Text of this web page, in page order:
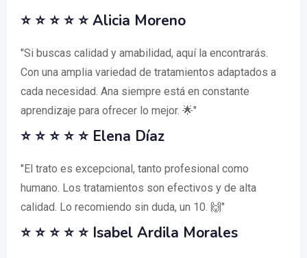
⭐ ⭐ ⭐ ⭐ ⭐ Alicia Moreno
"Si buscas calidad y amabilidad, aquí la encontrarás.
Con una amplia variedad de tratamientos adaptados a
cada necesidad. Ana siempre está en constante
aprendizaje para ofrecer lo mejor. 🌟"
⭐ ⭐ ⭐ ⭐ ⭐ Elena Díaz
"El trato es excepcional, tanto profesional como
humano. Los tratamientos son efectivos y de alta
calidad. Lo recomiendo sin duda, un 10. 🙌"
⭐ ⭐ ⭐ ⭐ ⭐ Isabel Ardila Morales